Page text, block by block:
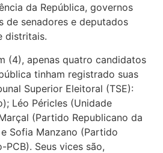
da República, governos
de senadores e deputados
distritais.
(4), apenas quatro candidatos
tinham registrado suas
Superior Eleitoral (TSE):
Léo Péricles (Unidade
(Partido Republicano da
Sofia Manzano (Partido
PCB). Seus vices são,